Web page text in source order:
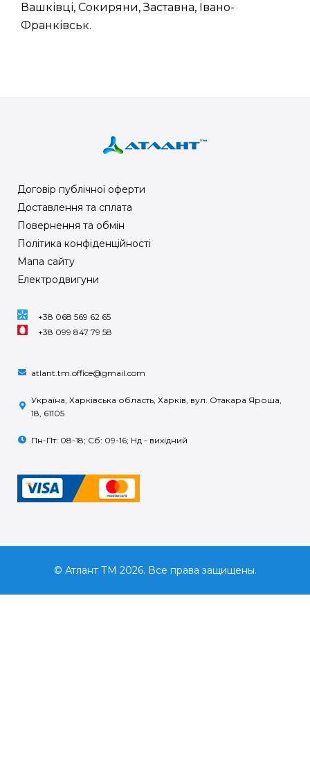
Вашківці, Сокиряни, Заставна, Івано-
Франківськ.
Договір публічної оферти
Доставлення та сплата
Повернення та обмін
Політика конфіденційності
Мапа сайту
Електродвигуни
+38 068 569 62 65
+38 099 847 79 58
atlant.tm.office@gmail.com
Україна, Харківська область, Харків, вул. Отакара Яроша,
18, 61105
Пн-Пт: 08-18; Сб: 09-16; Нд - вихідний
© Атлант ТМ 2026. Все права защищены.